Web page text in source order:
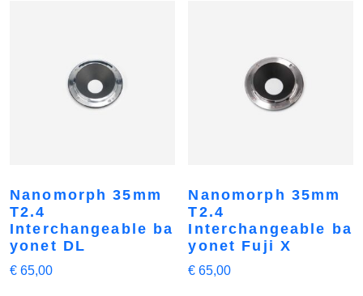
Nanomorph 35mm
T2.4
Interchangeable ba
yonet DL
€ 65,00
Nanomorph 35mm
T2.4
Interchangeable ba
yonet Fuji X
€ 65,00